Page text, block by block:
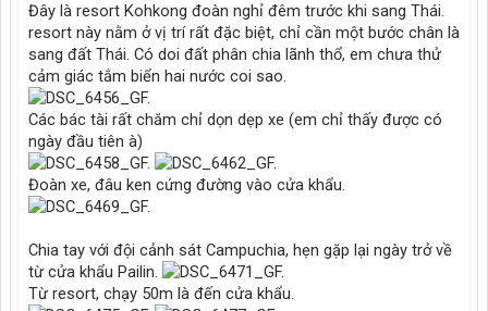
Đây là resort Kohkong đoàn nghỉ đêm trước khi sang Thái.
resort này nằm ở vị trí rất đặc biệt, chỉ cần một bước chân là
sang đất Thái. Có doi đất phân chia lãnh thổ, em chưa thử
cảm giác tắm biển hai nước coi sao.
Các bác tài rất chăm chỉ dọn dẹp xe (em chỉ thấy được có
ngày đầu tiên à)
Đoàn xe, đâu ken cứng đường vào cửa khẩu.
Chia tay với đội cảnh sát Campuchia, hẹn gặp lại ngày trở về
từ cửa khẩu Pailin.
Từ resort, chạy 50m là đến cửa khẩu.